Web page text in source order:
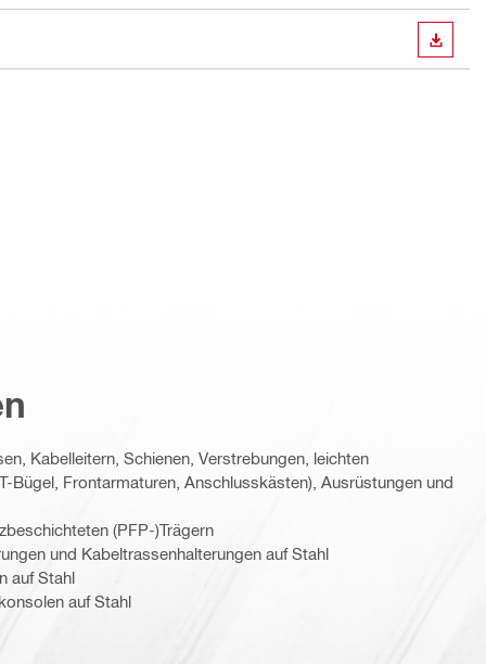
Kabelleitern, Schienen, Verstrebungen, leichten
Bügel, Frontarmaturen, Anschlusskästen), Ausrüstungen und
(PFP-)Trägern
und Kabeltrassenhalterungen auf Stahl
auf Stahl
auf Stahl